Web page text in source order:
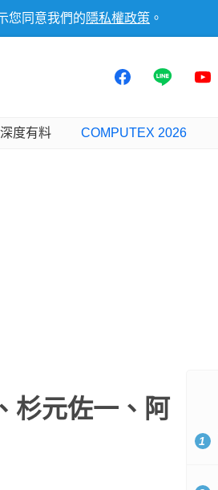
您同意我們的 隱私權政策 。
深度有料 COMPUTEX 2026
杉元佐一、阿
1